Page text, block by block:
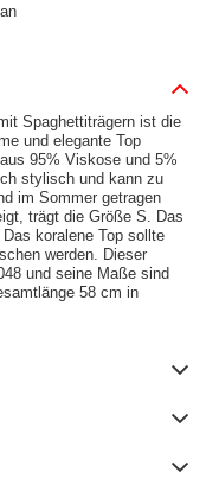
Spaghettiträgern ist die
und elegante Top
95% Viskose und 5%
stylisch und kann zu
im Sommer getragen
trägt die Größe S. Das
koralene Top sollte
werden. Dieser
und seine Maße sind
58 cm in